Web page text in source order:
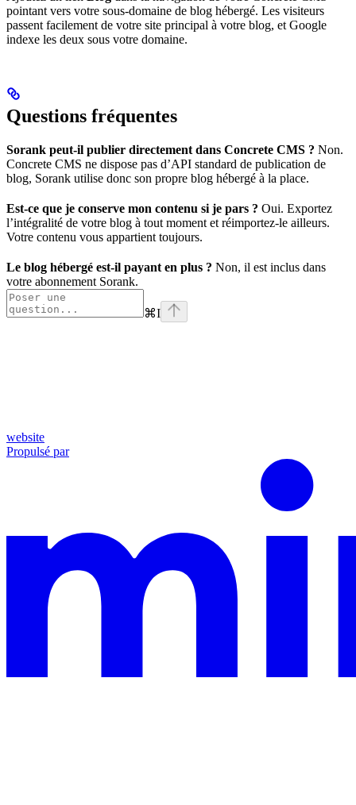
pointant vers votre sous-domaine de blog hébergé. Les visiteurs
passent facilement de votre site principal à votre blog, et Google
indexe les deux sous votre domaine.
Questions fréquentes
Sorank peut-il publier directement dans Concrete CMS ? Non.
Concrete CMS ne dispose pas d’API standard de publication de
blog, Sorank utilise donc son propre blog hébergé à la place.
Est-ce que je conserve mon contenu si je pars ? Oui. Exportez
l’intégralité de votre blog à tout moment et réimportez-le ailleurs.
Votre contenu vous appartient toujours.
Le blog hébergé est-il payant en plus ? Non, il est inclus dans
votre abonnement Sorank.
⌘I
website
Propulsé par